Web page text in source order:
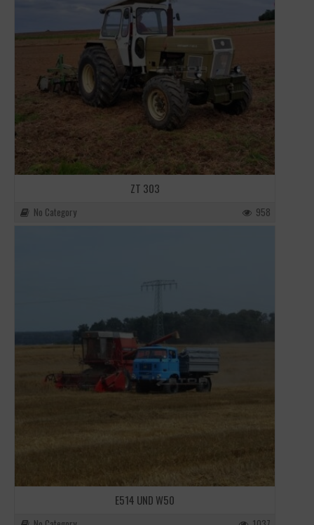
ZT 303
No Category 958
E514 UND W50